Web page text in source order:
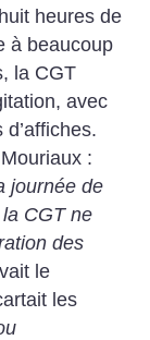
heures de
à beaucoup
la CGT
avec
:
journée de
CGT ne
des
le
les